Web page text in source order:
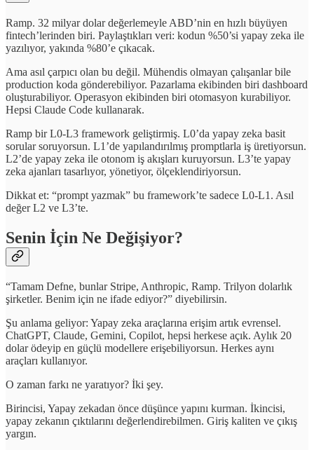
Ramp. 32 milyar dolar değerlemeyle ABD’nin en hızlı büyüyen
fintech’lerinden biri. Paylaştıkları veri: kodun %50’si yapay zeka ile
yazılıyor, yakında %80’e çıkacak.
Ama asıl çarpıcı olan bu değil. Mühendis olmayan çalışanlar bile
production koda gönderebiliyor. Pazarlama ekibinden biri dashboard
oluşturabiliyor. Operasyon ekibinden biri otomasyon kurabiliyor.
Hepsi Claude Code kullanarak.
Ramp bir L0-L3 framework geliştirmiş. L0’da yapay zeka basit
sorular soruyorsun. L1’de yapılandırılmış promptlarla iş üretiyorsun.
L2’de yapay zeka ile otonom iş akışları kuruyorsun. L3’te yapay
zeka ajanları tasarlıyor, yönetiyor, ölçeklendiriyorsun.
Dikkat et: “prompt yazmak” bu framework’te sadece L0-L1. Asıl
değer L2 ve L3’te.
Senin İçin Ne Değişiyor?
“Tamam Defne, bunlar Stripe, Anthropic, Ramp. Trilyon dolarlık
şirketler. Benim için ne ifade ediyor?” diyebilirsin.
Şu anlama geliyor: Yapay zeka araçlarına erişim artık evrensel.
ChatGPT, Claude, Gemini, Copilot, hepsi herkese açık. Aylık 20
dolar ödeyip en güçlü modellere erişebiliyorsun. Herkes aynı
araçları kullanıyor.
O zaman farkı ne yaratıyor? İki şey.
Birincisi, Yapay zekadan önce düşünce yapını kurman. İkincisi,
yapay zekanın çıktılarını değerlendirebilmen. Giriş kaliten ve çıkış
yargın.